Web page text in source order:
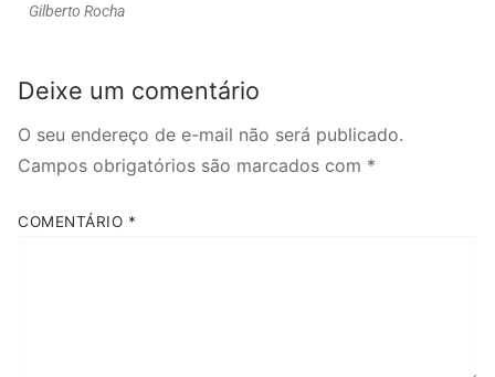
Gilberto Rocha
Deixe um comentário
O seu endereço de e-mail não será publicado.
Campos obrigatórios são marcados com *
COMENTÁRIO *